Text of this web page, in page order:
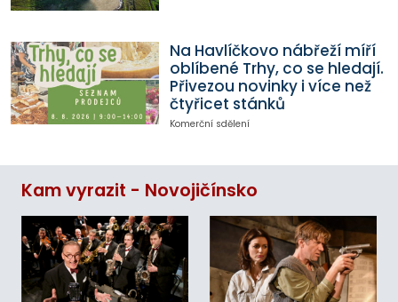
Na Havlíčkovo nábřeží míří
oblíbené Trhy, co se hledají.
Přivezou novinky i více než
čtyřicet stánků
Komerční sdělení
Kam vyrazit - Novojičínsko